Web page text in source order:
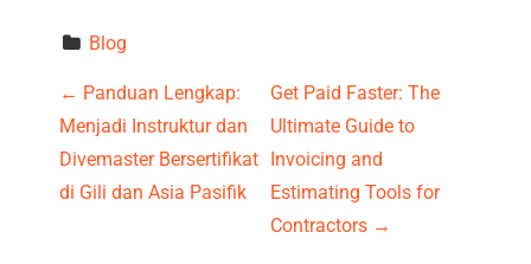
Blog
P
o
s
← Panduan Lengkap:
Menjadi Instruktur dan
Divemaster Bersertifikat
di Gili dan Asia Pasifik
Get Paid Faster: The
Ultimate Guide to
Invoicing and
Estimating Tools for
Contractors →